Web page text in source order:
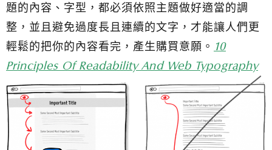
題的內容、字型，都必須依照主題做好適當的調
整，並且避免過度長且連續的文字，才能讓人們更
輕鬆的把你的內容看完，產生購買意願。 10
Principles Of Readability And Web Typography